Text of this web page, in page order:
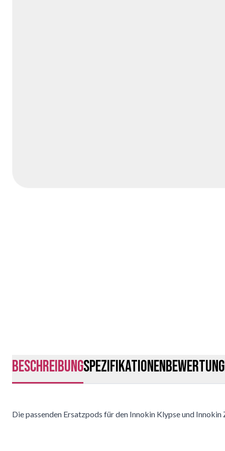
BeschreibungSpezifikationen
Die passenden Ersatzpods für den Innokin Klypse und Innokin